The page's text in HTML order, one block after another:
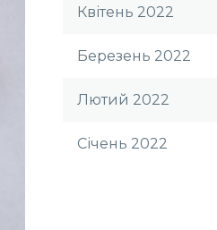
Квітень 2022
Березень 2022
Лютий 2022
Січень 2022